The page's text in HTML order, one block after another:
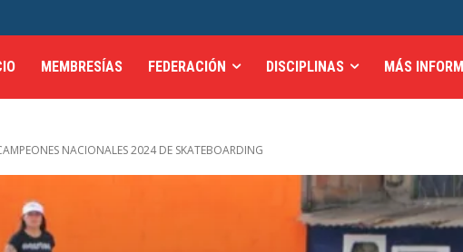
MEMBRESÍAS FEDERACIÓN DISCIPLINAS MÁS
NACIONALES 2024 DE SKATEBOARDING